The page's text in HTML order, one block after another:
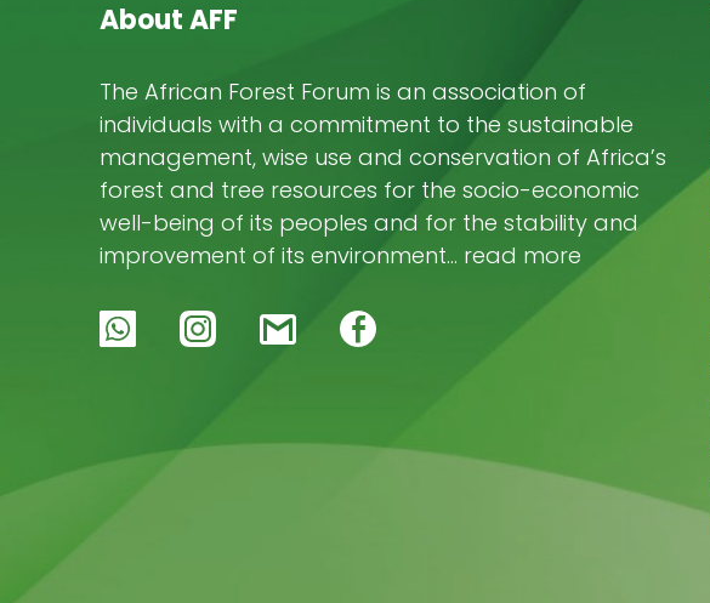
About AFF
The African Forest Forum is an association of
individuals with a commitment to the sustainable
management, wise use and conservation of Africa’s
forest and tree resources for the socio-economic
well-being of its peoples and for the stability and
improvement of its environment… read more